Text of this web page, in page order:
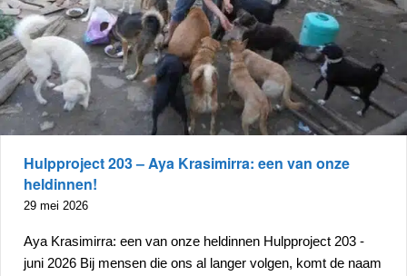
Hulpproject 203 – Aya Krasimirra: een van onze
heldinnen!
29 mei 2026
Aya Krasimirra: een van onze heldinnen Hulpproject 203 -
juni 2026 Bij mensen die ons al langer volgen, komt de naam